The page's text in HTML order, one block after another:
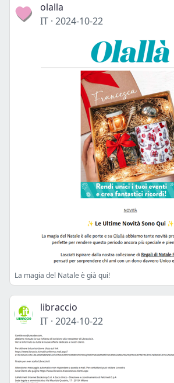
olalla
IT · 2024-10-22
La magia del Natale è già qui!
libraccio
IT · 2024-10-22